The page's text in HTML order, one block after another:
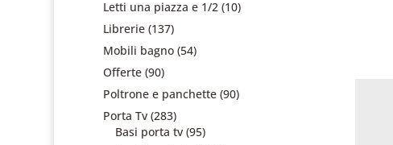
Letti una piazza e 1/2 (10)
Librerie (137)
Mobili bagno (54)
Offerte (90)
Poltrone e panchette (90)
Porta Tv (283)
Basi porta tv (95)